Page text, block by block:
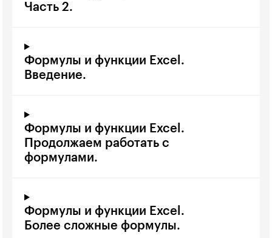
Часть 2.
Формулы и функции Excel.
Введение.
Формулы и функции Excel.
Продолжаем работать с
формулами.
Формулы и функции Excel.
Более сложные формулы.